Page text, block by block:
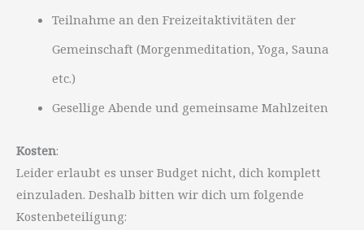
Teilnahme an den Freizeitaktivitäten der
Gemeinschaft (Morgenmeditation, Yoga, Sauna
etc.)
Gesellige Abende und gemeinsame Mahlzeiten
Kosten:
Leider erlaubt es unser Budget nicht, dich komplett
einzuladen. Deshalb bitten wir dich um folgende
Kostenbeteiligung: